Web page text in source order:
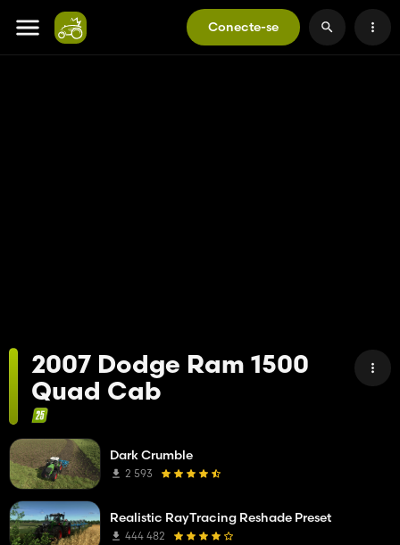
Conecte-se
2007 Dodge Ram 1500
Quad Cab
Dark Crumble
2 593
Realistic RayTracing Reshade Preset
444 482